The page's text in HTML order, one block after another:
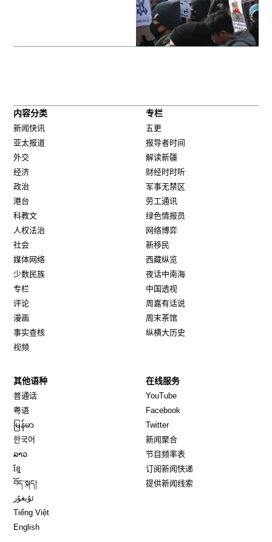
内容分类
新闻快讯
亚太报道
外交
经济
政治
港台
科教文
人权法治
社会
媒体网络
少数民族
专栏
评论
漫画
事实查核
视频
专栏
五更
报导者时间
解读新疆
财经时时听
军事无禁区
劳工通讯
绿色情报员
网络博弈
新移民
西藏纵览
夜话中南海
中国透视
周嘉有话说
周末茶馆
纵横大历史
其他语种
普通话
粤语
မြန်မာ
한국어
ລາວ
ខ្មែ
བོད་སྐད།
ئۇيغۇر
Tiếng Việt
English
在线服务
YouTube
Facebook
TwitterOpens in new window
新闻聚合
节目频率表
订阅新闻快递
提供新闻线索